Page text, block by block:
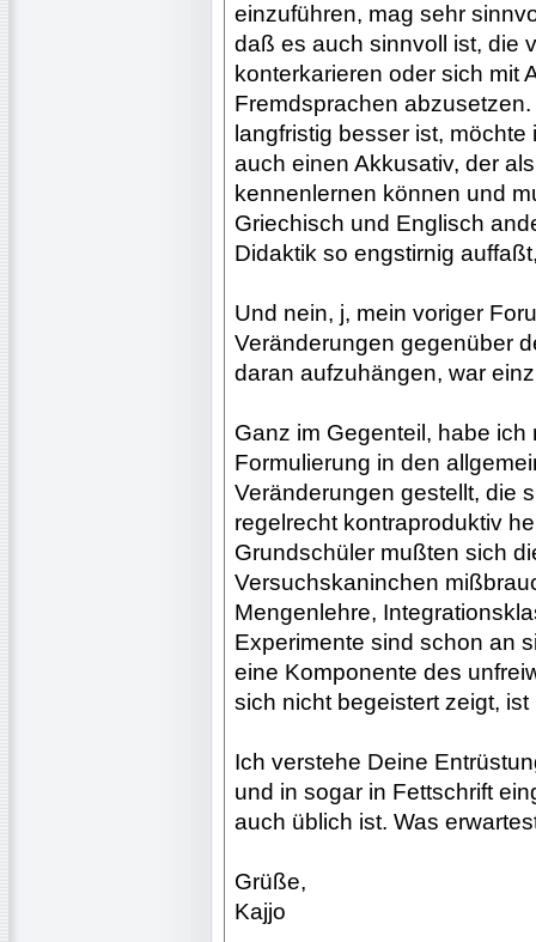
einzuführen, mag sehr
daß es auch sinnvoll ist, die
konterkarieren oder sich mit
Fremdsprachen
langfristig besser ist,
auch einen Akkusativ, der
kennenlernen können und
Griechisch und Englisch
Didaktik so engstirnig
Und nein, j, mein voriger
Veränderungen gegenüber
daran aufzuhängen, war
Ganz im Gegenteil, habe
Formulierung in den
Veränderungen gestellt, die
regelrecht kontraproduktiv
Grundschüler mußten sich
Versuchskaninchen
Mengenlehre,
Experimente sind schon an
eine Komponente des
sich nicht begeistert zeigt,
Ich verstehe Deine
und in sogar in Fettschrift
auch üblich ist. Was
Grüße,
Kajjo